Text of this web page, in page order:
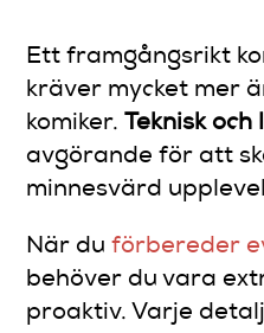
Ett framgångsrikt
kräver mycket mer
komiker. Teknisk
avgörande för att
minnesvärd
När duförbereder
behöver du vara
proaktiv. Varje